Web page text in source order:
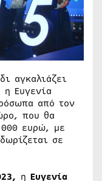
αγκαλιάζει
Ευγενία
από τον
που θα
ευρώ, με
σε
η Ευγενία